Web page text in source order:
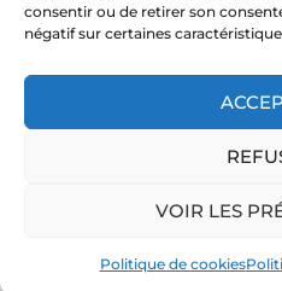
consentir ou de retirer son
négatif sur certaines
VOIR LES
Politique de cookies
PLUS